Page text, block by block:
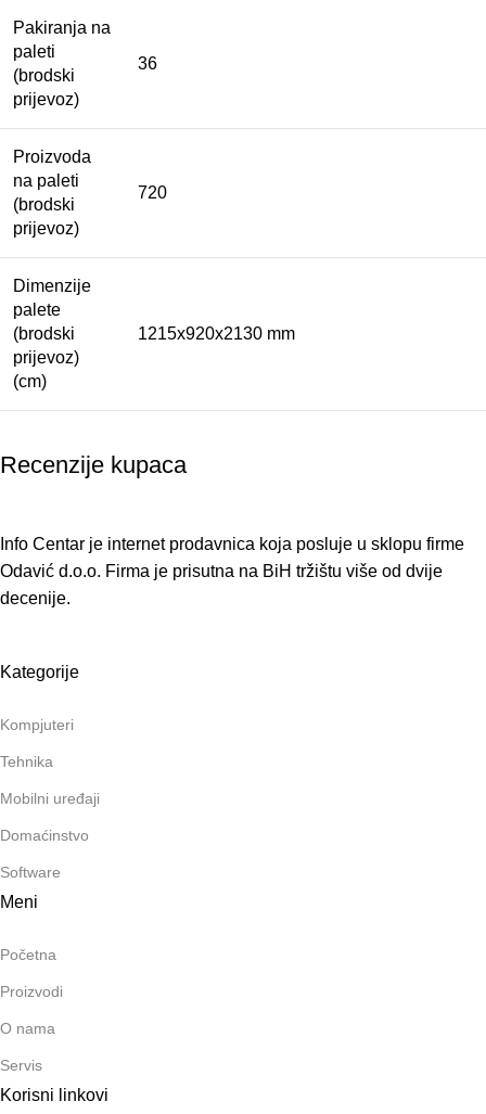
Pakiranja na
paleti
(brodski
prijevoz)
36
Proizvoda
na paleti
(brodski
prijevoz)
720
Dimenzije
palete
(brodski
prijevoz)
(cm)
1215x920x2130 mm
Recenzije kupaca
Info Centar je internet prodavnica koja posluje u sklopu firme
Odavić d.o.o. Firma je prisutna na BiH tržištu više od dvije
decenije.
Kategorije
Kompjuteri
Tehnika
Mobilni uređaji
Domaćinstvo
Software
Meni
Početna
Proizvodi
O nama
Servis
Korisni linkovi